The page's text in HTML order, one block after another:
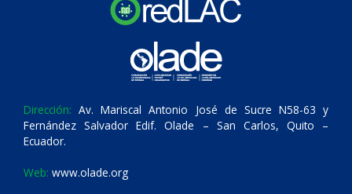
Dirección: Av. Mariscal Antonio José de Sucre N58-63 y
Fernández Salvador Edif. Olade – San Carlos, Quito –
Ecuador.
Web: www.olade.org